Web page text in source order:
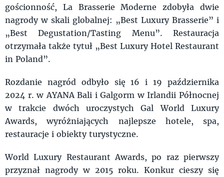
gościonność, La Brasserie Moderne zdobyła dwie
nagrody w skali globalnej: „Best Luxury Brasserie” i
„Best Degustation/Tasting Menu”. Restauracja
otrzymała także tytuł „Best Luxury Hotel Restaurant
in Poland”.
Rozdanie nagród odbyło się 16 i 19 października
2024 r. w AYANA Bali i Galgorm w Irlandii Północnej
w trakcie dwóch uroczystych Gal World Luxury
Awards, wyróżniających najlepsze hotele, spa,
restauracje i obiekty turystyczne.
World Luxury Restaurant Awards, po raz pierwszy
przyznał nagrody w 2015 roku. Konkur cieszy się